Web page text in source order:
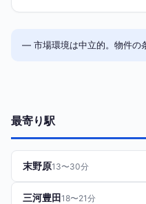
— 市場環境は中立的。物件の
最寄り駅
末野原13〜30分
三河豊田18〜21分